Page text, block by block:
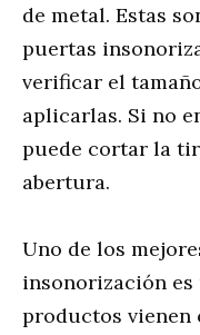
de metal. Estas
puertas
verificar el
aplicarlas. Si no
puede cortar la
abertura.
Uno de los
insonorización
productos vienen